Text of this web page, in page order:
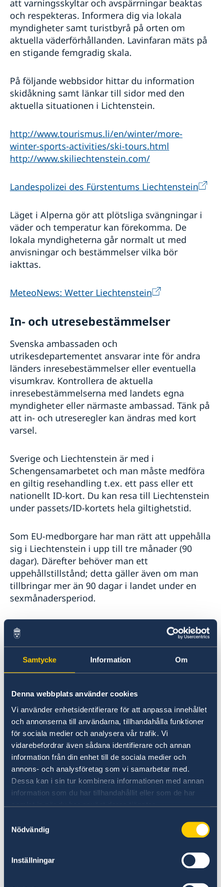
Samtycke Information Om
Denna webbplats använder cookies
Vi använder enhetsidentifierare för att anpassa innehållet
och annonserna till användarna, tillhandahålla funktioner
för sociala medier och analysera vår trafik. Vi
vidarebefordrar även sådana identifierare och annan
information från din enhet till de sociala medier och
annons- och analysföretag som vi samarbetar med.
Dessa kan i sin tur kombinera informationen med annan
information som du har tillhandahållit eller som de har
samlat in när du har använt deras tjänster.
Nödvändig
Inställningar
att varningsskyltar och avspärrningar beaktas
och respekteras. Informera dig via lokala
myndigheter samt turistbyrå på orten om
aktuella väderförhållanden. Lavinfaran mäts på
en stigande femgradig skala.
På följande webbsidor hittar du information
skidåkning samt länkar till sidor med den
aktuella situationen i Lichtenstein.
http://www.tourismus.li/en/winter/more-
winter-sports-activities/ski-tours.html
http://www.skiliechtenstein.com/
Landespolizei des Fürstentums Liechtenstein
Läget i Alperna gör att plötsliga svängningar i
väder och temperatur kan förekomma. De
lokala myndigheterna går normalt ut med
anvisningar och bestämmelser vilka bör
iakttas.
MeteoNews: Wetter Liechtenstein
In- och utresebestämmelser
Svenska ambassaden och
utrikesdepartementet ansvarar inte för andra
länders inresebestämmelser eller eventuella
visumkrav. Kontrollera de aktuella
inresebestämmelserna med landets egna
myndigheter eller närmaste ambassad. Tänk på
att in- och utreseregler kan ändras med kort
varsel.
Sverige och Liechtenstein är med i
Schengensamarbetet och man måste medföra
en giltig resehandling t.ex. ett pass eller ett
nationellt ID-kort. Du kan resa till Liechtenstein
under passets/ID-kortets hela giltighetstid.
Som EU-medborgare har man rätt att uppehålla
sig i Liechtenstein i upp till tre månader (90
dagar). Därefter behöver man ett
uppehållstillstånd; detta gäller även om man
tillbringar mer än 90 dagar i landet under en
sexmånadersperiod.
Det finns inga särskilda vaccinationskrav.
Hälso- och sjukvård
Sjukvården i Liechtenstein är fullt jämförbar
med den svenska.
Ta med dig det Europeiska
sjukförsäkringskortet, som du får gratis av
Försäkringskassan. Kortet visar att du är
försäkrad i Sverige och gör det lättare att få
nödvändig vård när du vistas i ett annat
EU/EES-land. Kostnad för sjuktransport till
Sverige täcks dock inte av kortet. Kontrollera
t.ex. via din hemförsäkring. Det är viktigt att
det europeiska sjukförsäkringskortet kan visas
Tänk också på att om du är utomlands längre